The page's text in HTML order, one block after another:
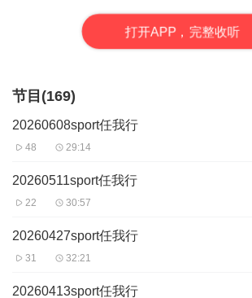
打开APP，完整收听
节目(169)
20260608sport任我行
48 29:14
20260511sport任我行
22 30:57
20260427sport任我行
31 32:21
20260413sport任我行